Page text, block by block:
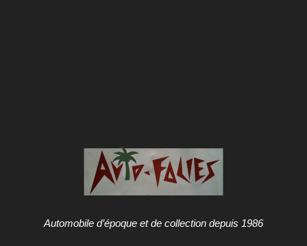
Automobile d’époque et de collection depuis 1986